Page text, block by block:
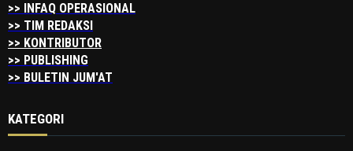
>> INFAQ OPERASIONAL
>> TIM REDAKSI
>> KONTRIBUTOR
>> PUBLISHING
>> BULETIN JUM'AT
KATEGORI